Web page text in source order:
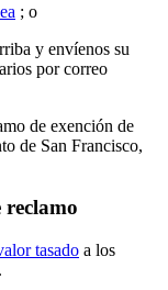
; o
y envíenos su
por correo
de exención de
de San Francisco,
reclamo
tasado a los